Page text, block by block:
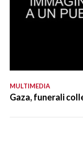
MULTIMEDIA
Gaza, funerali